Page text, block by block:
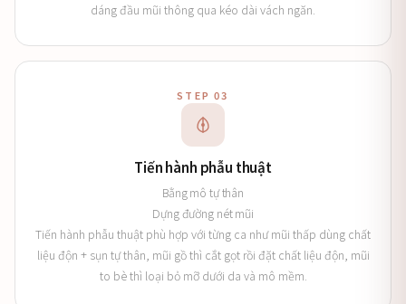
dáng đầu mũi thông qua kéo dài vách ngăn.
STEP 03
Tiến hành phẫu thuật
Bằng mô tự thân
Dựng đường nét mũi
Tiến hành phẫu thuật phù hợp với từng ca như mũi thấp dùng chất
liệu độn + sụn tự thân, mũi gồ thì cắt gọt rồi đặt chất liệu độn, mũi
to bè thì loại bỏ mỡ dưới da và mô mềm.